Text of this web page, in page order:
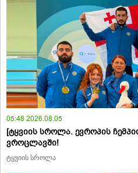
05:48 2026.08.05
[ტყვიის სროლა. ევროპის
ვროცლავში!
ტყვიის სროლა